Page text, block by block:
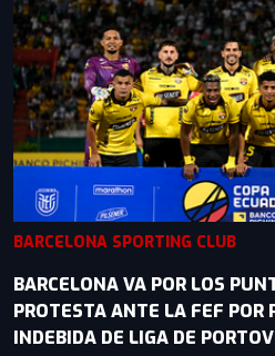
BARCELONA SPORTING CLUB
BARCELONA VA POR LOS
PROTESTA ANTE LA FEF POR
INDEBIDA DE LIGA DE